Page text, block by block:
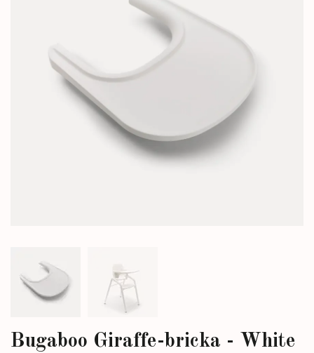
Bugaboo Giraffe-bricka - White